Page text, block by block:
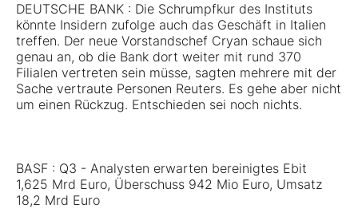
DEUTSCHE BANK : Die Schrumpfkur des Instituts
könnte Insidern zufolge auch das Geschäft in Italien
treffen. Der neue Vorstandschef Cryan schaue sich
genau an, ob die Bank dort weiter mit rund 370
Filialen vertreten sein müsse, sagten mehrere mit der
Sache vertraute Personen Reuters. Es gehe aber nicht
um einen Rückzug. Entschieden sei noch nichts.
BASF : Q3 - Analysten erwarten bereinigtes Ebit
1,625 Mrd Euro, Überschuss 942 Mio Euro, Umsatz
18,2 Mrd Euro